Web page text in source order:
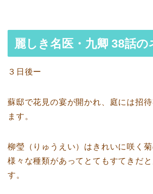
麗しき名医・九卿 38話の
３日後ー
蘇邸で花見の宴が開かれ、庭には招
ます。
柳瑩（りゅうえい）はきれいに咲く菊
様々な種類があってとてもすてきだ
す。